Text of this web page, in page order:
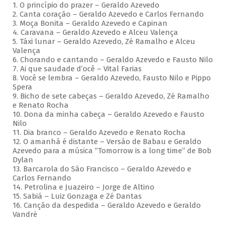
1. O princípio do prazer – Geraldo Azevedo
2. Canta coração – Geraldo Azevedo e Carlos Fernando
3. Moça Bonita – Geraldo Azevedo e Capinan
4. Caravana – Geraldo Azevedo e Alceu Valença
5. Táxi lunar – Geraldo Azevedo, Zé Ramalho e Alceu
Valença
6. Chorando e cantando – Geraldo Azevedo e Fausto Nilo
7. Ai que saudade d’ocê – Vital Farias
8. Você se lembra – Geraldo Azevedo, Fausto Nilo e Pippo
Spera
9. Bicho de sete cabeças – Geraldo Azevedo, Zé Ramalho
e Renato Rocha
10. Dona da minha cabeça – Geraldo Azevedo e Fausto
Nilo
11. Dia branco – Geraldo Azevedo e Renato Rocha
12. O amanhã é distante – Versão de Babau e Geraldo
Azevedo para a música “Tomorrow is a long time” de Bob
Dylan
13. Barcarola do São Francisco – Geraldo Azevedo e
Carlos Fernando
14. Petrolina e Juazeiro – Jorge de Altino
15. Sabiá – Luiz Gonzaga e Zé Dantas
16. Canção da despedida – Geraldo Azevedo e Geraldo
Vandré